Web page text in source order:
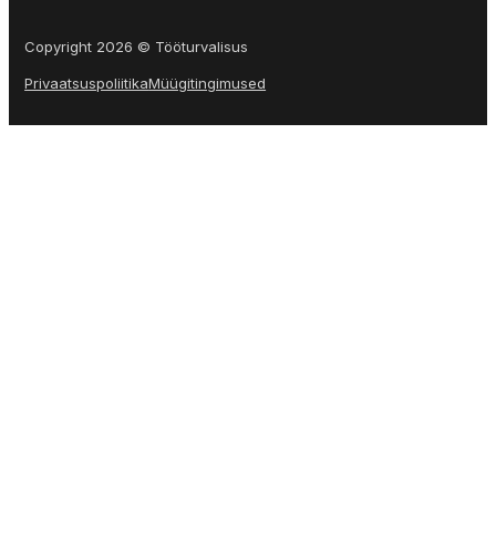
Copyright 2026 © Tööturvalisus
PrivaatsuspoliitikaMüügitingimused